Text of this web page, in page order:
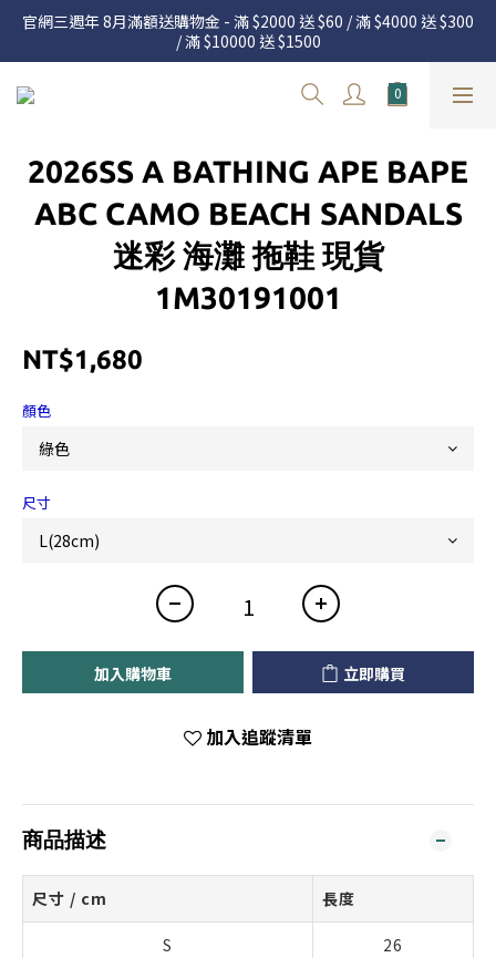
官網三週年 8月滿額送購物金 - 滿 $2000 送 $60 / 滿 $4000 送 $300
/ 滿 $10000 送 $1500
官網三週年 8月滿額送購物金 - 滿 $2000 送 $60 / 滿 $4000 送 $300
/ 滿 $10000 送 $1500
7.22 – 8.13 日本連線中，絕對讓你買到爆
度請詳閱公告
官網三週年 8月滿額送購物金 - 滿 $2000 送 $60 / 滿 $4000 送 $300
/ 滿 $10000 送 $1500
2026SS A BATHING APE BAPE
ABC CAMO BEACH SANDALS
迷彩 海灘 拖鞋 現貨
1M30191001
NT$1,680
顏色
尺寸
加入購物車 立即購買
加入追蹤清單
商品描述
尺寸 / cm 長度
S 26